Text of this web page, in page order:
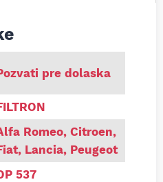
Filtron OP537 Peugeot
pre dolaska
Romeo, Citroen,
Lancia, Peugeot
537